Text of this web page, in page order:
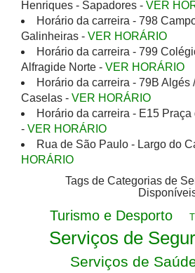
Henriques - Sapadores - VER
Horário da carreira - 798
Galinheiras - VER HORÁRIO
Horário da carreira - 799
Alfragide Norte - VER HORÁRIO
Horário da carreira - 79B Algés
Caselas - VER HORÁRIO
Horário da carreira - E15
- VER HORÁRIO
Rua de São Paulo - Largo do
HORÁRIO
Tags de Categorias de
Turismo e Desporto
Serviços de
Serviços de